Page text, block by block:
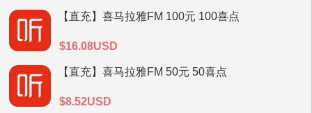
【直充】喜马拉雅FM 100元 100喜点
$16.08USD
【直充】喜马拉雅FM 50元 50喜点
$8.52USD